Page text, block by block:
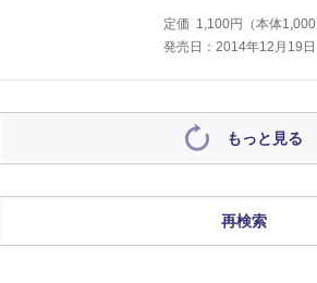
定価 1,100円（本体1,000
発売日：2014年12月19日
もっと見る
再検索